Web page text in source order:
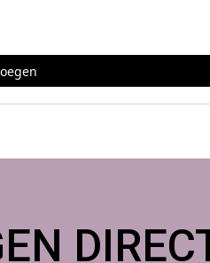
buiten bereik van kinderen.